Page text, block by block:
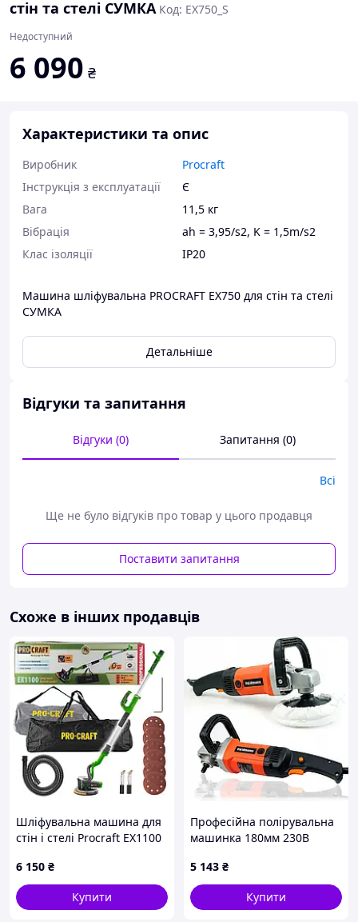
стін та стелі СУМКА Код: EX750_S
Недоступний
6 090 ₴
Характеристики та опис
Виробник
Procraft
Інструкція з експлуатації
Є
Вага
11,5 кг
Вібрація
ah = 3,95/s2, K = 1,5m/s2
Клас ізоляції
IP20
Машина шліфувальна PROCRAFT EX750 для стін та стелі
СУМКА
Детальніше
Відгуки та запитання
Відгуки (0) Запитання (0)
Всі
Ще не було відгуків про товар у цього продавця
Поставити запитання
Схоже в інших продавців
Шліфувальна машина для
стін і стелі Procraft EX1100
225 мм
6 150 ₴
Купити
Професійна полірувальна
машинка 180мм 230В
/ хв
5 143 ₴
Купити